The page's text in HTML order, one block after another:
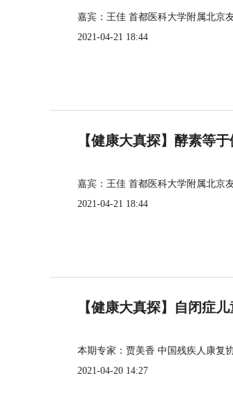
嘉宾：王佳 首都医科大学附属北京
2021-04-21 18:44
【健康大真探】酵素等
嘉宾：王佳 首都医科大学附属北京
2021-04-21 18:44
【健康大真探】自闭症
本期专家：贾美香 中国残疾人康复
2021-04-20 14:27